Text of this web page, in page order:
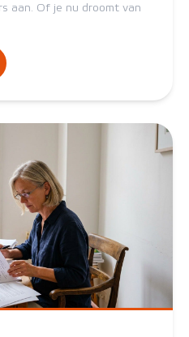
aan. Of je nu droomt van